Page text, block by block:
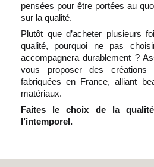
pensées pour être portées au
sur la qualité.
Plutôt que d’acheter plusieurs
qualité, pourquoi ne pas
accompagnera durablement ?
vous proposer des créations
fabriquées en France, alliant
matériaux.
Faites le choix de la
l’intemporel.